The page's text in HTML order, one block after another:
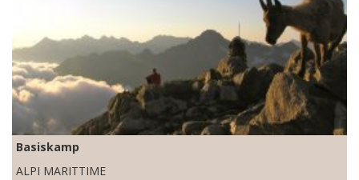
Basiskamp
ALPI MARITTIME